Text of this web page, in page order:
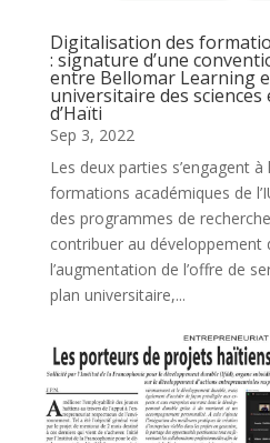
Digitalisation des
: signature d’une
entre Bellomar Learning
universitaire des
d’Haïti
Sep 3, 2022
Les deux parties s’engagent
formations académiques de
des programmes de
contribuer au développement
l’augmentation de l’offre de
plan universitaire,...